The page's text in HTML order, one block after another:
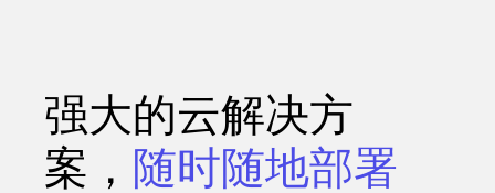
强大的云解决方
案， 随时随地部署